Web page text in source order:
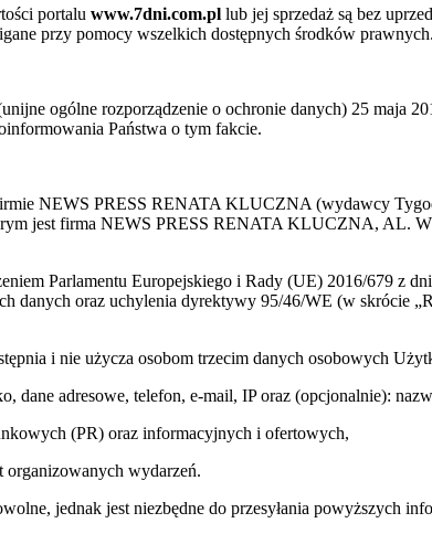
portalu www.7dni.com.pl lub jej sprzedaż są bez
przy pomocy wszelkich dostępnych środków prawnych.
ogólne rozporządzenie o ochronie danych) 25 maja
Państwa o tym fakcie.
NEWS PRESS RENATA KLUCZNA (wydawcy
jest firma NEWS PRESS RENATA KLUCZNA, AL.
Parlamentu Europejskiego i Rady (UE) 2016/679 z
danych oraz uchylenia dyrektywy 95/46/WE (w
i nie użycza osobom trzecim danych osobowych
dane adresowe, telefon, e-mail, IP oraz (opcjonalnie):
(PR) oraz informacyjnych i ofertowych,
organizowanych wydarzeń.
jednak jest niezbędne do przesyłania powyższych